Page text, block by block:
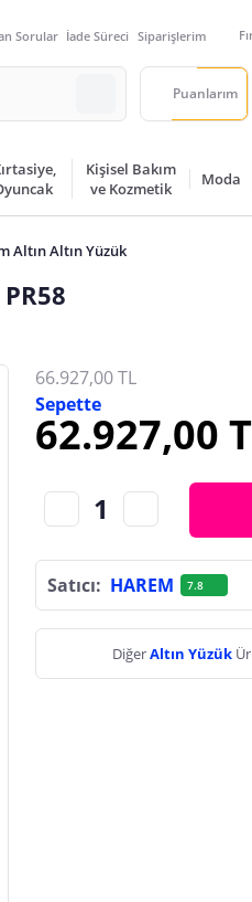
Sorular İade Süreci Siparişlerim
Puanlarım
Kişisel Bakım
ve Kozmetik
Moda
Altın Altın Yüzük
66.927,00 TL
Sepette
62.927,00
Satıcı: HAREM 7.8
DiğerAltın Yüzük